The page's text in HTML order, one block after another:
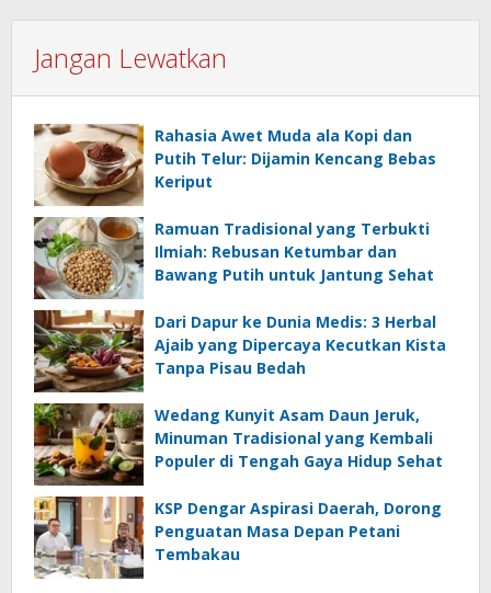
Jangan Lewatkan
Rahasia Awet Muda ala Kopi dan
Putih Telur: Dijamin Kencang Bebas
Keriput
Ramuan Tradisional yang Terbukti
Ilmiah: Rebusan Ketumbar dan
Bawang Putih untuk Jantung Sehat
Dari Dapur ke Dunia Medis: 3 Herbal
Ajaib yang Dipercaya Kecutkan Kista
Tanpa Pisau Bedah
Wedang Kunyit Asam Daun Jeruk,
Minuman Tradisional yang Kembali
Populer di Tengah Gaya Hidup Sehat
KSP Dengar Aspirasi Daerah, Dorong
Penguatan Masa Depan Petani
Tembakau